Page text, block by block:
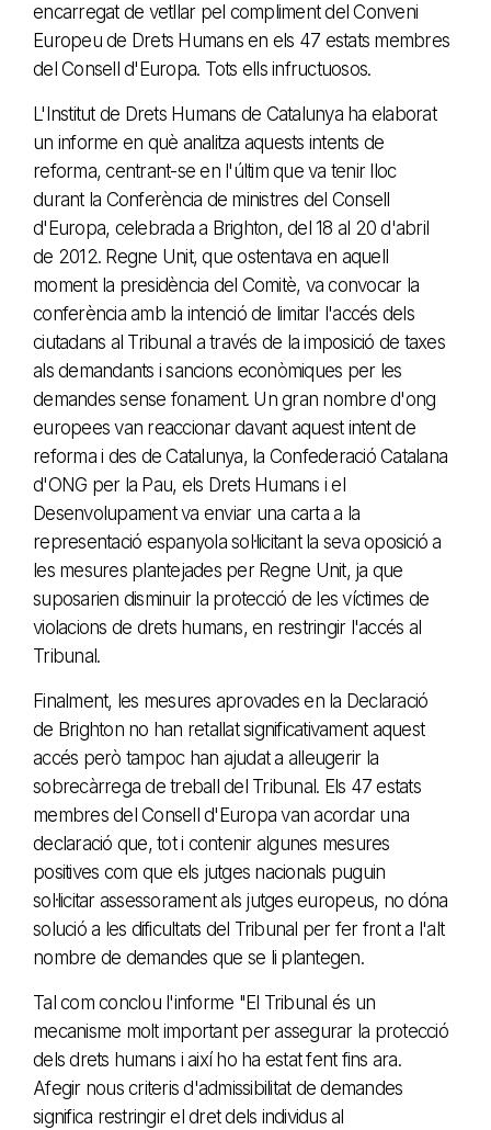
encarregat de vetllar pel compliment del Conveni
Europeu de Drets Humans en els 47 estats membres
del Consell d'Europa. Tots ells infructuosos.
L'Institut de Drets Humans de Catalunya ha elaborat
un informe en què analitza aquests intents de
reforma, centrant-se en l'últim que va tenir lloc
durant la Conferència de ministres del Consell
d'Europa, celebrada a Brighton, del 18 al 20 d'abril
de 2012. Regne Unit, que ostentava en aquell
moment la presidència del Comitè, va convocar la
conferència amb la intenció de limitar l'accés dels
ciutadans al Tribunal a través de la imposició de taxes
als demandants i sancions econòmiques per les
demandes sense fonament. Un gran nombre d'ong
europees van reaccionar davant aquest intent de
reforma i des de Catalunya, la Confederació Catalana
d'ONG per la Pau, els Drets Humans i el
Desenvolupament va enviar una carta a la
representació espanyola sol·licitant la seva oposició a
les mesures plantejades per Regne Unit, ja que
suposarien disminuir la protecció de les víctimes de
violacions de drets humans, en restringir l'accés al
Tribunal.
Finalment, les mesures aprovades en la Declaració
de Brighton no han retallat significativament aquest
accés però tampoc han ajudat a alleugerir la
sobrecàrrega de treball del Tribunal. Els 47 estats
membres del Consell d'Europa van acordar una
declaració que, tot i contenir algunes mesures
positives com que els jutges nacionals puguin
sol·licitar assessorament als jutges europeus, no dóna
solució a les dificultats del Tribunal per fer front a l'alt
nombre de demandes que se li plantegen.
Tal com conclou l'informe "El Tribunal és un
mecanisme molt important per assegurar la protecció
dels drets humans i així ho ha estat fent fins ara.
Afegir nous criteris d'admissibilitat de demandes
significa restringir el dret dels individus al